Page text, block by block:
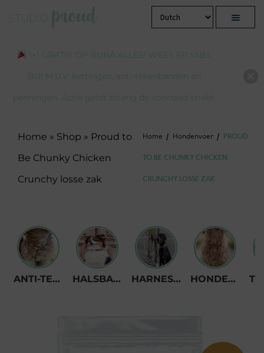
Menu
Home » Shop » Proud to
Be Chunky Chicken
Crunchy losse zak
Home / Hondenvoer / PROUD
TO BE CHUNKY CHICKEN
CRUNCHY LOSSE ZAK
ANTI-TEKENBAND HALSBANDEN HARNESSES HONDENKETTING